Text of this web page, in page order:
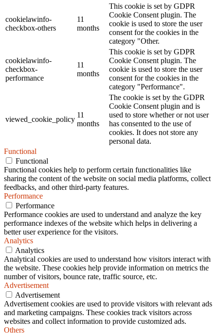
cookielawinfo-
checkbox-others
11
months
This cookie is set by GDPR
Cookie Consent plugin. The
cookie is used to store the user
consent for the cookies in the
category "Other.
cookielawinfo-
checkbox-
performance
11
months
This cookie is set by GDPR
Cookie Consent plugin. The
cookie is used to store the user
consent for the cookies in the
category "Performance".
viewed_cookie_policy
11
months
The cookie is set by the GDPR
Cookie Consent plugin and is
used to store whether or not user
has consented to the use of
cookies. It does not store any
personal data.
Functional
Functional
Functional cookies help to perform certain functionalities like
sharing the content of the website on social media platforms, collect
feedbacks, and other third-party features.
Performance
Performance
Performance cookies are used to understand and analyze the key
performance indexes of the website which helps in delivering a
better user experience for the visitors.
Analytics
Analytics
Analytical cookies are used to understand how visitors interact with
the website. These cookies help provide information on metrics the
number of visitors, bounce rate, traffic source, etc.
Advertisement
Advertisement
Advertisement cookies are used to provide visitors with relevant ads
and marketing campaigns. These cookies track visitors across
websites and collect information to provide customized ads.
Others